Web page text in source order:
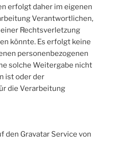
erfolgt daher im eigenen
Verantwortlichen,
Rechtsverletzung
könnte. Es erfolgt keine
personenbezogenen
solche Weitergabe nicht
ist oder der
die Verarbeitung
den Gravatar Service von